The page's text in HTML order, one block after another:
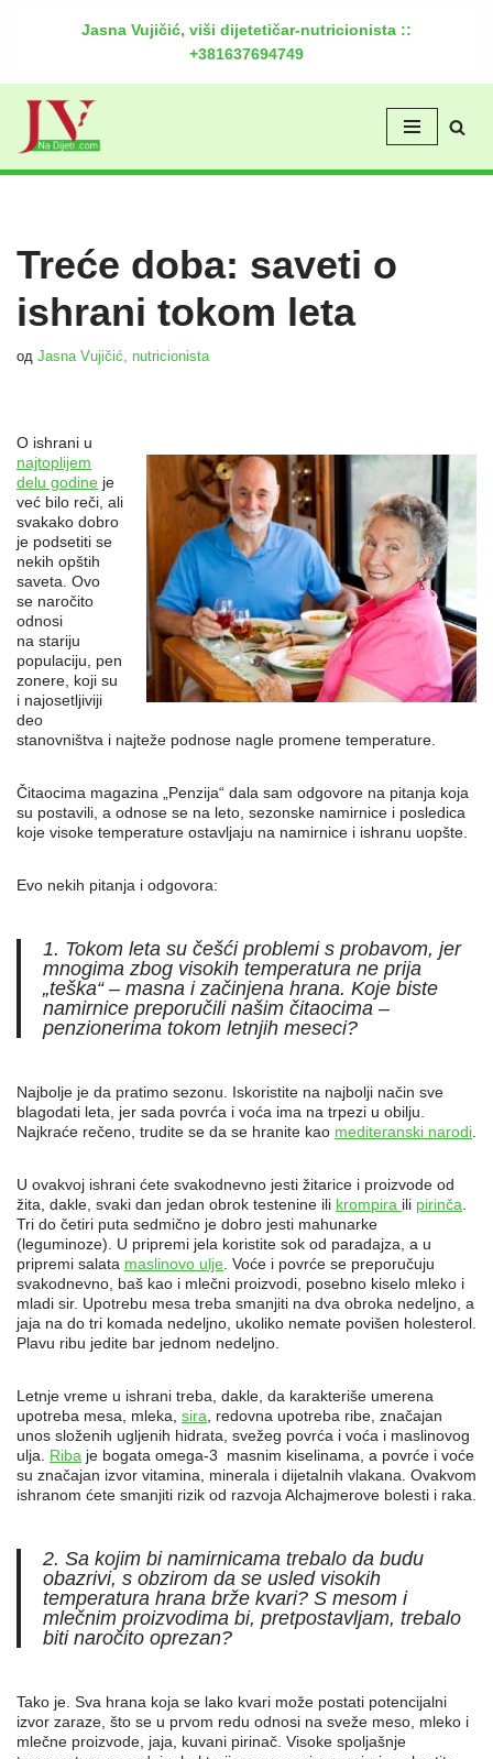
Jasna Vujičić, viši dijetetičar-nutricionista ::
+381637694749
Treće doba: saveti o
ishrani tokom leta
од Jasna Vujičić, nutricionista
O ishrani u
najtoplijem
delu godine je
već bilo reči, ali
svakako dobro
je podsetiti se
nekih opštih
saveta. Ovo
se naročito
odnosi
na stariju
populaciju, pen
zonere, koji su
i najosetljiviji
deo
stanovništva i najteže podnose nagle promene temperature.
Čitaocima magazina „Penzija“ dala sam odgovore na pitanja koja
su postavili, a odnose se na leto, sezonske namirnice i posledica
koje visoke temperature ostavljaju na namirnice i ishranu uopšte.
Evo nekih pitanja i odgovora:
1. Tokom leta su češći problemi s probavom, jer
mnogima zbog visokih temperatura ne prija
„teška“ – masna i začinjena hrana. Koje biste
namirnice preporučili našim čitaocima –
penzionerima tokom letnjih meseci?
Najbolje je da pratimo sezonu. Iskoristite na najbolji način sve
blagodati leta, jer sada povrća i voća ima na trpezi u obilju.
Najkraće rečeno, trudite se da se hranite kao mediteranski narodi.
U ovakvoj ishrani ćete svakodnevno jesti žitarice i proizvode od
žita, dakle, svaki dan jedan obrok testenine ili krompira ili pirinča.
Tri do četiri puta sedmično je dobro jesti mahunarke
(leguminoze). U pripremi jela koristite sok od paradajza, a u
pripremi salata maslinovo ulje. Voće i povrće se preporučuju
svakodnevno, baš kao i mlečni proizvodi, posebno kiselo mleko i
mladi sir. Upotrebu mesa treba smanjiti na dva obroka nedeljno, a
jaja na do tri komada nedeljno, ukoliko nemate povišen holesterol.
Plavu ribu jedite bar jednom nedeljno.
Letnje vreme u ishrani treba, dakle, da karakteriše umerena
upotreba mesa, mleka, sira, redovna upotreba ribe, značajan
unos složenih ugljenih hidrata, svežeg povrća i voća i maslinovog
ulja. Riba je bogata omega-3 masnim kiselinama, a povrće i voće
su značajan izvor vitamina, minerala i dijetalnih vlakana. Ovakvom
ishranom ćete smanjiti rizik od razvoja Alchajmerove bolesti i raka.
2. Sa kojim bi namirnicama trebalo da budu
obazrivi, s obzirom da se usled visokih
temperatura hrana brže kvari? S mesom i
mlečnim proizvodima bi, pretpostavljam, trebalo
biti naročito oprezan?
Tako je. Sva hrana koja se lako kvari može postati potencijalni
izvor zaraze, što se u prvom redu odnosi na sveže meso, mleko i
mlečne proizvode, jaja, kuvani pirinač. Visoke spoljašnje